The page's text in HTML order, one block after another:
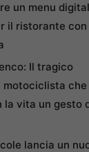
un menu
il ristorante con
Il tragico
motociclista che
la vita un gesto
lancia un